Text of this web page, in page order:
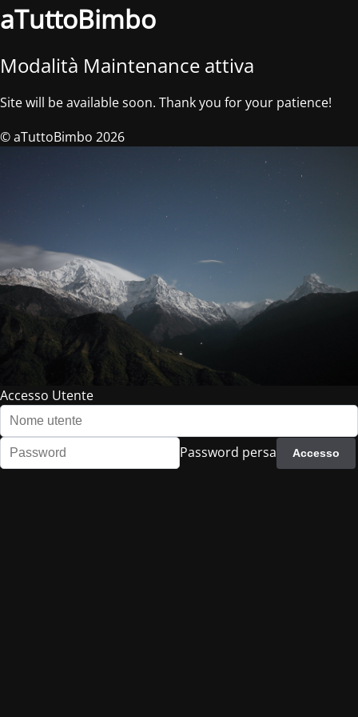
aTuttoBimbo
Modalità Maintenance attiva
Site will be available soon. Thank you for your patience!
© aTuttoBimbo 2026
Accesso Utente
Password persa